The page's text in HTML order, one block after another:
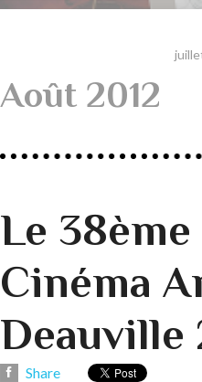
Août 2012
Le
Cinéma
Deauville
Share